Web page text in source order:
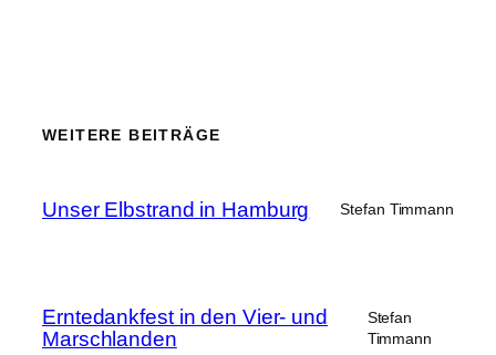
WEITERE BEITRÄGE
Unser Elbstrand in Hamburg Stefan Timmann
Erntedankfest in den Vier- und
Marschlanden
Stefan
Timmann